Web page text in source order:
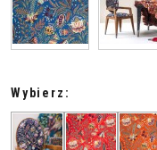
Wybierz: